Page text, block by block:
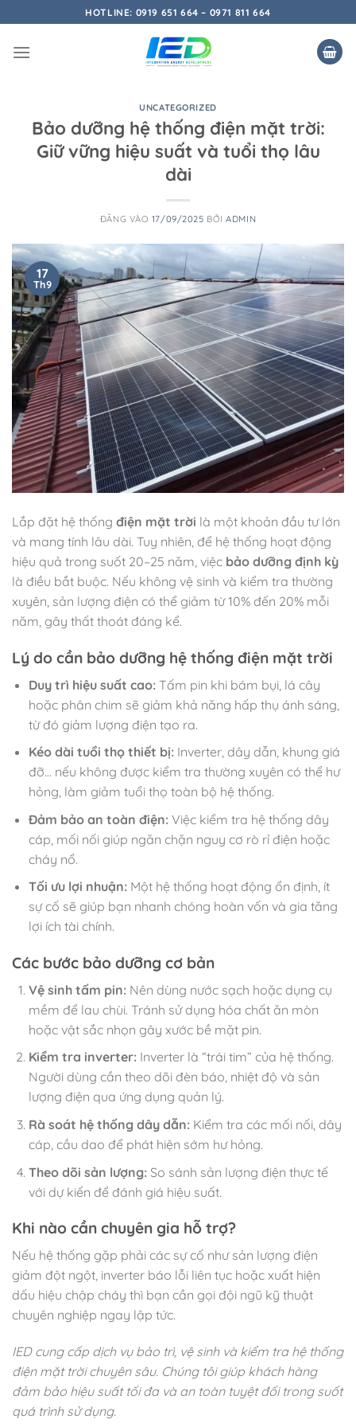
qua
nội
HOTLINE: 0919 651 664 – 0971 811 664
UNCATEGORIZED
Bảo dưỡng hệ thống điện mặt trời:
Giữ vững hiệu suất và tuổi thọ lâu
dài
ĐĂNG VÀO 17/09/2025 BỞIADMIN
17
Th9
Lắp đặt hệ thống điện mặt trời là một khoản đầu tư lớn
và mang tính lâu dài. Tuy nhiên, để hệ thống hoạt động
hiệu quả trong suốt 20–25 năm, việc bảo dưỡng định kỳ
là điều bắt buộc. Nếu không vệ sinh và kiểm tra thường
xuyên, sản lượng điện có thể giảm từ 10% đến 20% mỗi
năm, gây thất thoát đáng kể.
Lý do cần bảo dưỡng hệ thống điện mặt trời
Duy trì hiệu suất cao:Tấm pin khi bám bụi, lá cây
hoặc phân chim sẽ giảm khả năng hấp thụ ánh sáng,
từ đó giảm lượng điện tạo ra.
Kéo dài tuổi thọ thiết bị:Inverter, dây dẫn, khung giá
đỡ… nếu không được kiểm tra thường xuyên có thể hư
hỏng, làm giảm tuổi thọ toàn bộ hệ thống.
Đảm bảo an toàn điện:Việc kiểm tra hệ thống dây
cáp, mối nối giúp ngăn chặn nguy cơ rò rỉ điện hoặc
cháy nổ.
Tối ưu lợi nhuận:Một hệ thống hoạt động ổn định, ít
sự cố sẽ giúp bạn nhanh chóng hoàn vốn và gia tăng
lợi ích tài chính.
Các bước bảo dưỡng cơ bản
Vệ sinh tấm pin:Nên dùng nước sạch hoặc dụng cụ
mềm để lau chùi. Tránh sử dụng hóa chất ăn mòn
hoặc vật sắc nhọn gây xước bề mặt pin.
Kiểm tra inverter:Inverter là “trái tim” của hệ thống.
Người dùng cần theo dõi đèn báo, nhiệt độ và sản
lượng điện qua ứng dụng quản lý.
Rà soát hệ thống dây dẫn:Kiểm tra các mối nối, dây
cáp, cầu dao để phát hiện sớm hư hỏng.
Theo dõi sản lượng:So sánh sản lượng điện thực tế
với dự kiến để đánh giá hiệu suất.
Khi nào cần chuyên gia hỗ trợ?
Nếu hệ thống gặp phải các sự cố như sản lượng điện
giảm đột ngột, inverter báo lỗi liên tục hoặc xuất hiện
dấu hiệu chập cháy thì bạn cần gọi đội ngũ kỹ thuật
chuyên nghiệp ngay lập tức.
IED cung cấp dịch vụ bảo trì, vệ sinh và kiểm tra hệ thống
điện mặt trời chuyên sâu. Chúng tôi giúp khách hàng
đảm bảo hiệu suất tối đa và an toàn tuyệt đối trong suốt
quá trình sử dụng.